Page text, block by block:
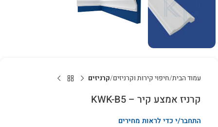
עמוד הבית חיפוי קירות וקרניזים קרניזים
קרניז אמצע קיר – KWK-B5
התחבר/י כדי לראות מחירים